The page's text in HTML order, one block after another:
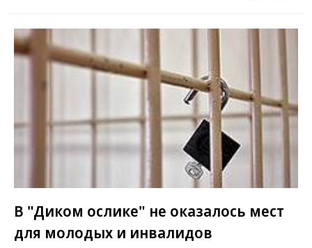
В "Диком ослике" не оказалось мест
для молодых и инвалидов